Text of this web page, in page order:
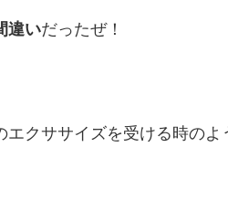
違いだったぜ！
クササイズを受ける時のよ